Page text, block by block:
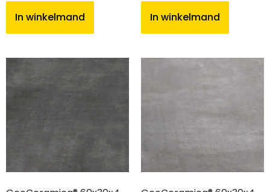
In winkelmand In winkelmand